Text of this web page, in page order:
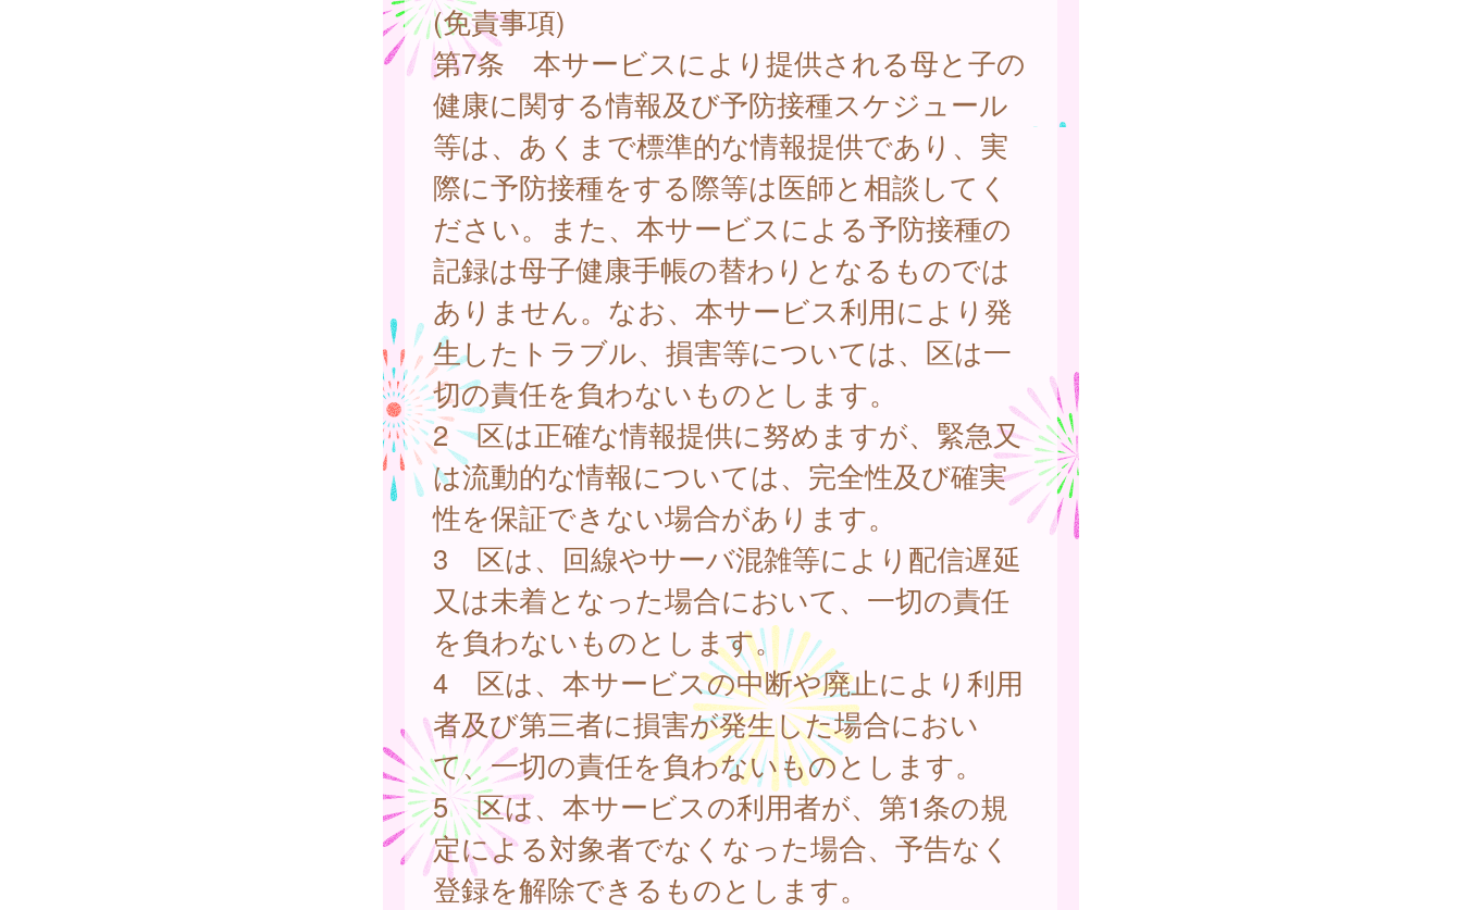
(免責事項)
第7条 本サービスにより提供される母と子の
健康に関する情報及び予防接種スケジュール
等は、あくまで標準的な情報提供であり、実
際に予防接種をする際等は医師と相談してく
ださい。また、本サービスによる予防接種の
記録は母子健康手帳の替わりとなるものでは
ありません。なお、本サービス利用により発
生したトラブル、損害等については、区は一
切の責任を負わないものとします。
2 区は正確な情報提供に努めますが、緊急又
は流動的な情報については、完全性及び確実
性を保証できない場合があります。
3 区は、回線やサーバ混雑等により配信遅延
又は未着となった場合において、一切の責任
を負わないものとします。
4 区は、本サービスの中断や廃止により利用
者及び第三者に損害が発生した場合におい
て、一切の責任を負わないものとします。
5 区は、本サービスの利用者が、第1条の規
定による対象者でなくなった場合、予告なく
登録を解除できるものとします。